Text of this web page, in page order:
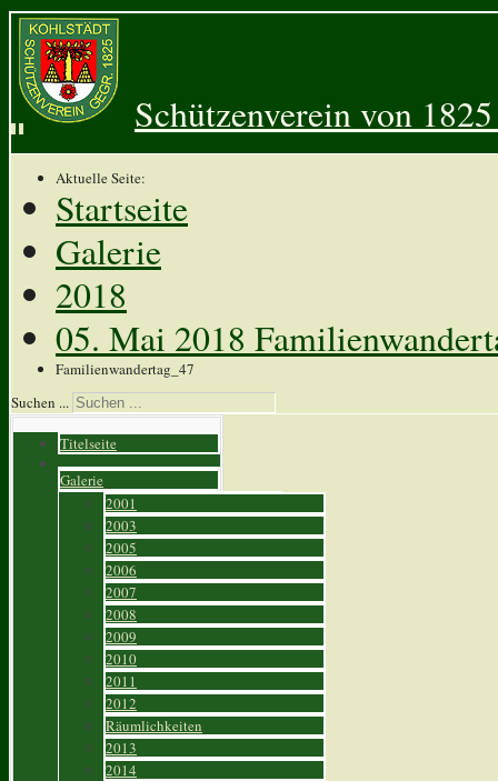
Schützenverein von
Aktuelle Seite:
Startseite
Galerie
2018
05. Mai 2018
Familienwandertag_47
Suchen ...
Titelseite
Galerie
2001
2003
2005
2006
2007
2008
2009
2010
2011
2012
Räumlichkeiten
2013
2014